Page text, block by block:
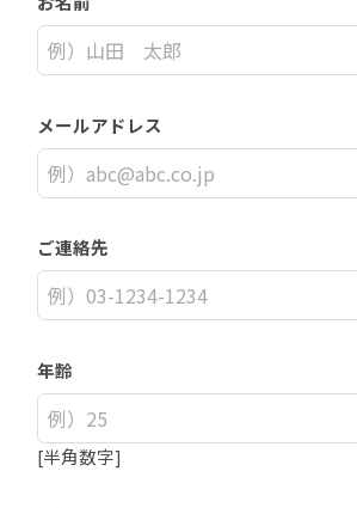
メールアドレス
ご連絡先
年齢
[半角数字]